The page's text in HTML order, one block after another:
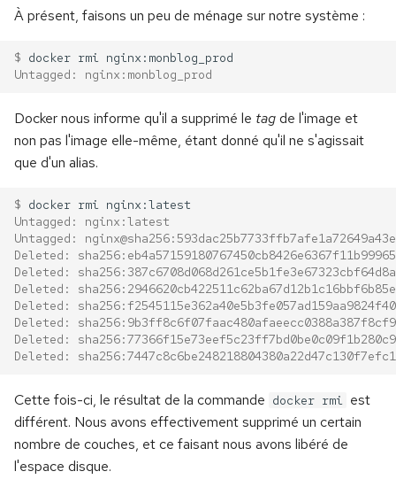
À présent, faisons un peu de ménage sur notre système :
$ docker rmi
Untagged: nginx:monblog_prod
Docker nous informe qu'il a supprimé le tagde l'image et
non pas l'image elle-même, étant donné qu'il ne s'agissait
que d'un alias.
$ docker rmi
Untagged: nginx:latest
Untagged:
Deleted:
Deleted:
Deleted:
Deleted:
Deleted:
Deleted:
Deleted:
Cette fois-ci, le résultat de la commande docker rmi est
différent. Nous avons effectivement supprimé un certain
nombre de couches, et ce faisant nous avons libéré de
l'espace disque.